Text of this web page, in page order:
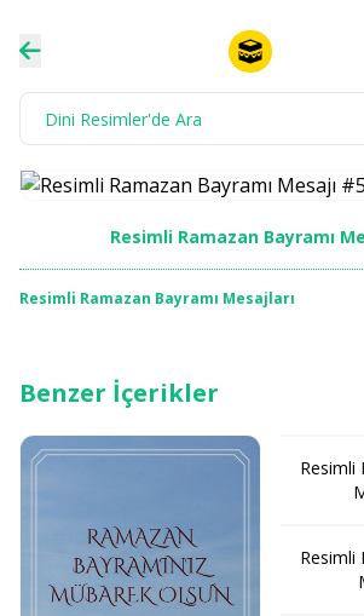
Resimli Ramazan Bayramı
Resimli Ramazan Bayramı Mesajları
Benzer İçerikler
Resimli
Resimli